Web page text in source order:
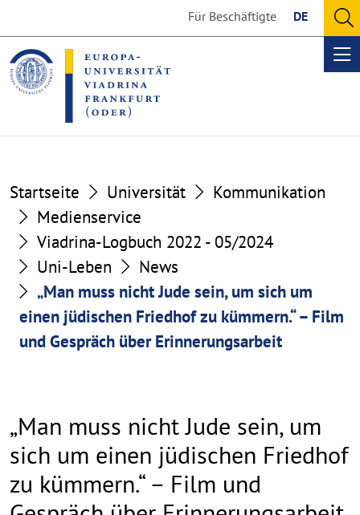
the
content
section
the
footer
section
Für Beschäftigte DE
Startseite Universität
Kommunikation
Medienservice
Viadrina-Logbuch 2022 - 05/2024
Uni-Leben
News
„Man muss nicht Jude sein, um sich um
einen jüdischen Friedhof zu kümmern.“ – Film
und Gespräch über Erinnerungsarbeit
„Man muss nicht Jude sein, um
sich um einen jüdischen Friedhof
zu kümmern.“ – Film und